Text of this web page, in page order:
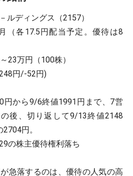
ルディングス（2157）
（各17.5円配当予定。優待は8
23万円（100株）
円/-52円)
円から9/6終値1991円まで、7営
後、切り返して9/13終値2148
円。
の株主優待権利落ち
急落するのは、優待の人気の高